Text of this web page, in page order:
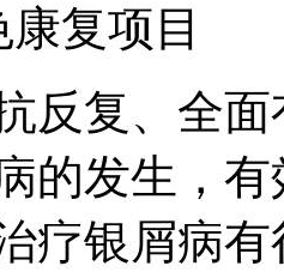
复项目
反复、全
的发生，
疗银屑病